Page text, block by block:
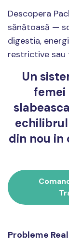
Descopera
sănătoasă —
digestia,
restrictive sau
Un
femei
echilibrul
din nou in
Probleme